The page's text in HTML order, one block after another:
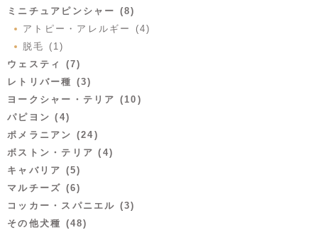
ミニチュアピンシャー (8)
アトピー・アレルギー (4)
脱毛 (1)
ウェスティ (7)
レトリバー種 (3)
ヨークシャー・テリア (10)
パピヨン (4)
ポメラニアン (24)
ボストン・テリア (4)
キャバリア (5)
マルチーズ (6)
コッカー・スパニエル (3)
その他犬種 (48)